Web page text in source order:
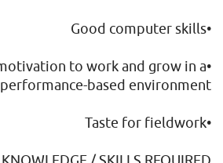
•Good computer skills
motivation to work and grow in a
performance-based environment
•Taste for fieldwork